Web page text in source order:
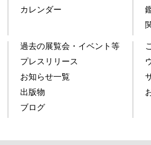
カレンダー
過去の展覧会・イベント等
プレスリリース
お知らせ一覧
出版物
ブログ